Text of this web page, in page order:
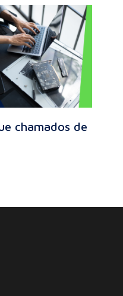
chamados de